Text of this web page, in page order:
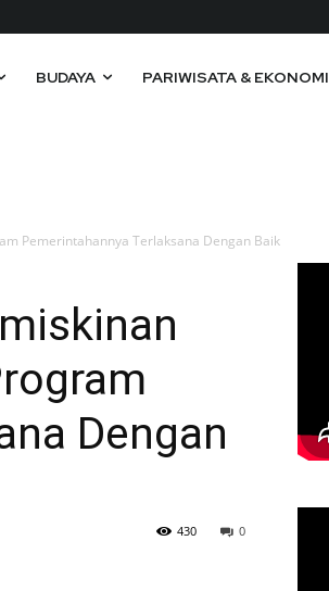
BUDAYA PARIWISATA & EKONOMI
Pemerintahannya Terlaksana Dengan Baik
Dengan
0
430